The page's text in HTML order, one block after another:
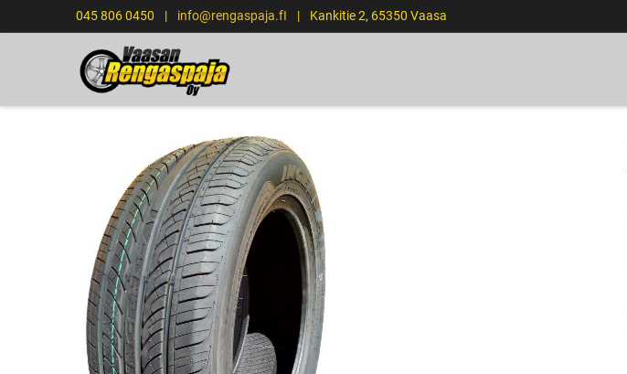
045 806 0450 | info@rengaspaja.fI | Kankitie 2, 65350 Vaasa